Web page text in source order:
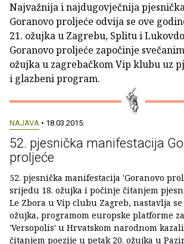
Najvažnija i najdugovječnija
Goranovo proljeće odvija se ove
21. ožujka u Zagrebu, Splitu i
Goranovo proljeće započinje
ožujka u zagrebačkom Vip klubu uz
i glazbeni program.
NAJAVA • 18.03.2015.
52. pjesnička manifestacija
proljeće
52. pjesnička manifestacija 'Goranovo
srijedu 18. ožujka i počinje čitanjem
Le Zbora u Vip clubu Zagreb, nastavlja
ožujka, programom europske platforme
'Versopolis' u Hrvatskom narodnom
čitanjem poezije u petak 20. ožujka u